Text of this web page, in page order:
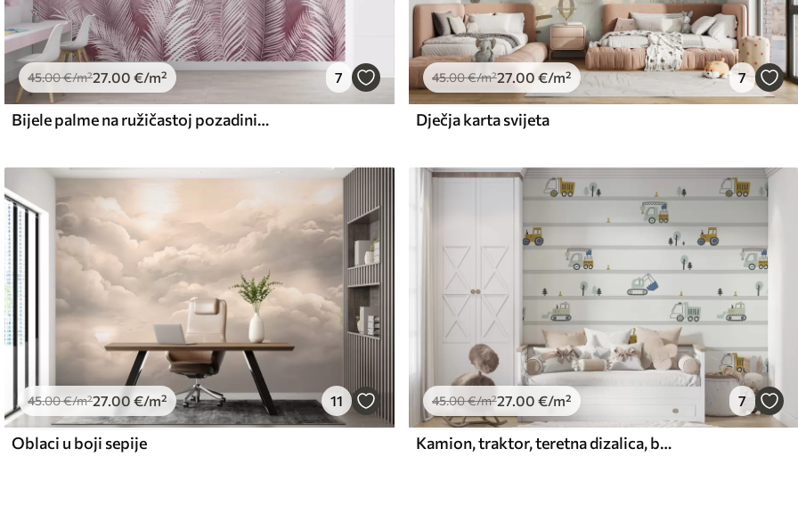
45.00€/m²27.00 €/m² 7
Bijele palme na ružičastoj pozadini. u ružičastim bojama
45.00€/m²27.00 €/m² 7
Dječja karta svijeta
45.00€/m²27 .00 €/m² 11
Oblaci u boji sepije
45.00€/m²27.00 €/m² 7
Kamion, traktor, teretna dizalica, buldožer, bager